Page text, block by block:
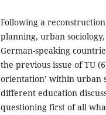
Following a
planning, urban
German-speaking
the previous issue of TU
orientation’ within urban
different education
questioning first of all